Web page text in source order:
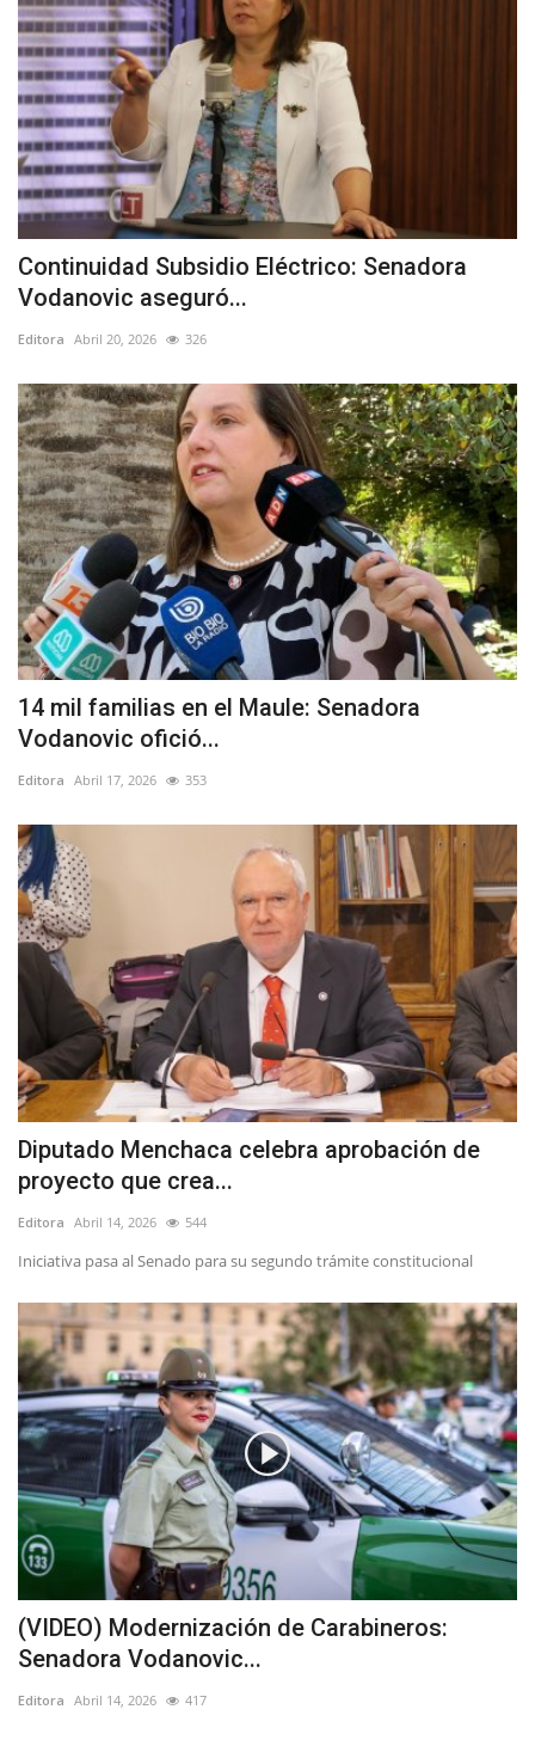
Continuidad Subsidio Eléctrico: Senadora
Vodanovic aseguró...
Editora Abril 20, 2026 326
14 mil familias en el Maule: Senadora
Vodanovic ofició...
Editora Abril 17, 2026 353
Diputado Menchaca celebra aprobación de
proyecto que crea...
Editora Abril 14, 2026 544
Iniciativa pasa al Senado para su segundo trámite constitucional
(VIDEO) Modernización de Carabineros:
Senadora Vodanovic...
Editora Abril 14, 2026 417